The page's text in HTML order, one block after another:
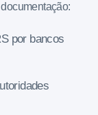
por bancos